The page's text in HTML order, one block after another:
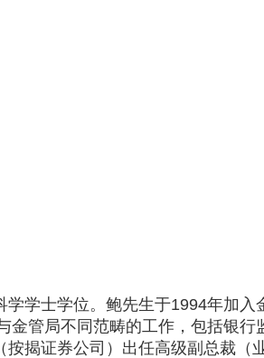
学士学位。鲍先生于1994年加
管局不同范畴的工作，包括银
揭证券公司）出任高级副总裁（